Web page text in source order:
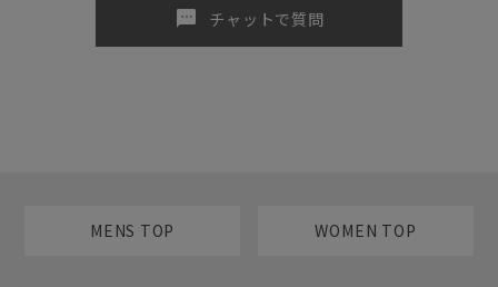
sms チャットで質問
MENS TOP WOMEN TOP